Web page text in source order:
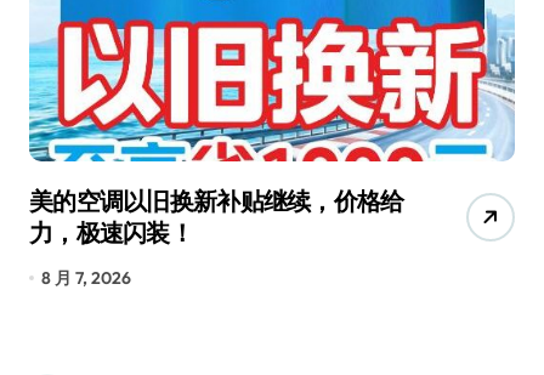
美的空调以旧换新补贴继续，价格给
力，极速闪装！
8 月 7, 2026